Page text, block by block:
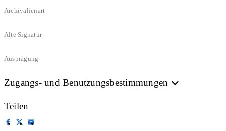
Archivalienart
Alte Signatur
Ausprägung
Zugangs- und Benutzungsbestimmungen
Teilen